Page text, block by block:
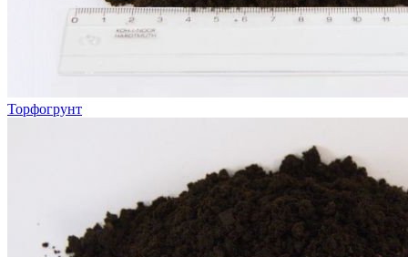
Торфогрунт